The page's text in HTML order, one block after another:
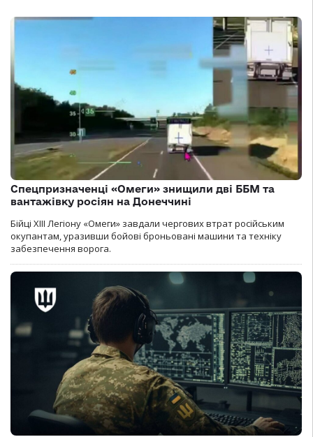
Спецпризначенці «Омеги» знищили дві ББМ та
вантажівку росіян на Донеччині
Бійці ХІІІ Легіону «Омеги» завдали чергових втрат російським
окупантам, уразивши бойові броньовані машини та техніку
забезпечення ворога.